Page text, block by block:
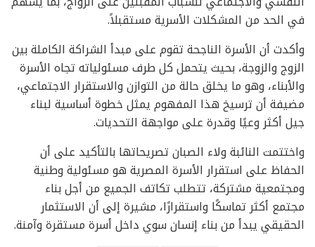
في الحد من المشكلات الأسرية مستقبلاً.
وأكدت أن الأسرة الناجحة تقوم على مبدأ الشراكة الكاملة بين
الزوج والزوجة، بحيث يتحمل كل طرف مسئولياته تجاه الأسرة
والأبناء، وهو ما يخلق حالة من التوازن والاستقرار الاجتماعي،
مضيفة أن ترسيخ هذا المفهوم يمثل خطوة أساسية لبناء
جيل أكثر وعيًا وقدرة على مواجهة التحديات.
واختتمت النائبة ولاء الصبان تصريحاتها بالتأكيد على أن
الحفاظ على استقرار الأسرة المصرية هو مسئولية وطنية
ومجتمعية مشتركة، تتطلب تكاتف الجميع من أجل بناء
مجتمع أكثر تماسكًا واستقرارًا، مشيرة إلى أن الاستثمار
الحقيقي يبدأ من بناء إنسان سوي داخل أسرة مستقرة وآمنة.